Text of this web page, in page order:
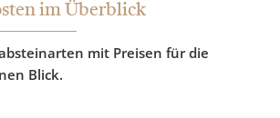
im Überblick
mit Preisen für die
Blick.